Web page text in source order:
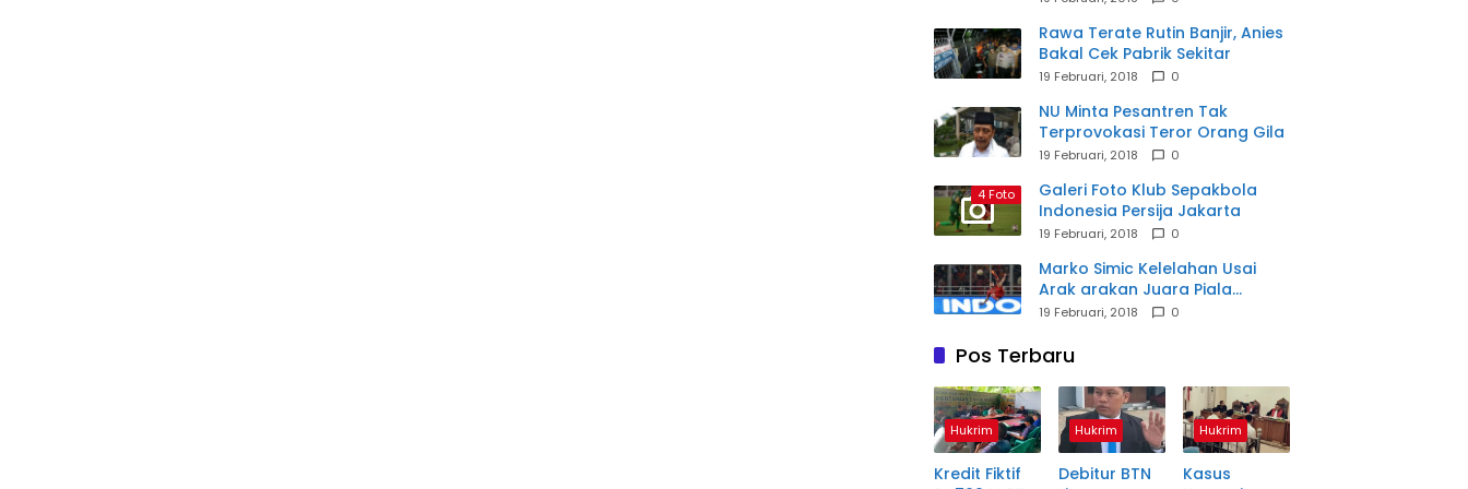
Rawa Terate Rutin Banjir, Anies
Bakal Cek Pabrik Sekitar
19 Februari, 2018 0
NU Minta Pesantren Tak
Terprovokasi Teror Orang Gila
19 Februari, 2018 0
4 Foto
Galeri Foto Klub Sepakbola
Indonesia Persija Jakarta
19 Februari, 2018 0
Marko Simic Kelelahan Usai
Arak arakan Juara Piala
Presiden
19 Februari, 2018 0
Pos Terbaru
Hukrim
Kredit Fiktif
Hukrim
Debitur BTN
Hukrim
Kasus